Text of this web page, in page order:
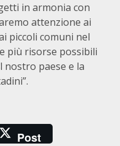
in armonia con
attenzione ai
piccoli comuni nel
più risorse possibili
nostro paese e la
Post